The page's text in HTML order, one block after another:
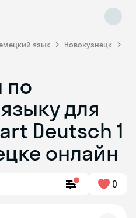
язык
Новокузнецк
по
для
Deutsch 1
онлайн
0